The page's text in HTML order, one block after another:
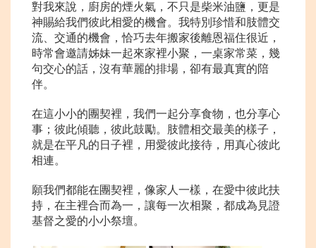
對我來說，廚房的煙火氣，不只是柴米油鹽，更是
神賜給我們彼此相愛的機會。我特別珍惜和肢體交
流、交通的機會，恰巧去年搬家後離恩福住很近，
時常會邀請姊妹一起來家裡小聚，一桌家常菜，幾
句交心的話，沒有華麗的排場，卻有最真實的陪
伴。
在這小小的團契裡，我們一起分享食物，也分享心
事；彼此傾聽，彼此鼓勵。肢體相交最美的樣子，
就是在平凡的日子裡，用愛彼此接待，用真心彼此
相連。
願我們都能在團契裡，像家人一樣，在愛中彼此扶
持，在主裡合而為一，讓每一次相聚，都成為見證
基督之愛的小小祭壇。